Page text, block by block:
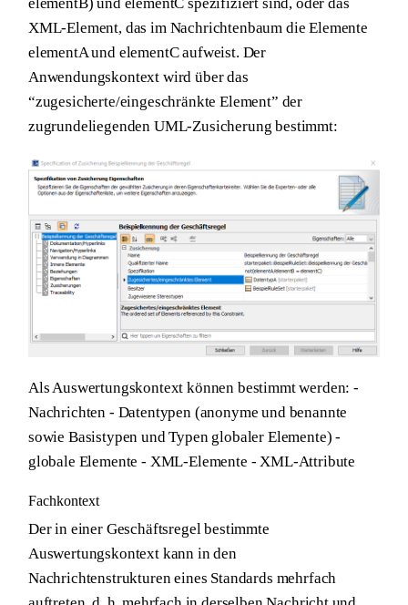
XML-Element, das im Nachrichtenbaum die Elemente
elementA und elementC aufweist. Der
Anwendungskontext wird über das
“zugesicherte/eingeschränkte Element” der
zugrundeliegenden UML-Zusicherung bestimmt:
Als Auswertungskontext können bestimmt werden: -
Nachrichten - Datentypen (anonyme und benannte
sowie Basistypen und Typen globaler Elemente) -
globale Elemente - XML-Elemente - XML-Attribute
Fachkontext
Der in einer Geschäftsregel bestimmte
Auswertungskontext kann in den
Nachrichtenstrukturen eines Standards mehrfach